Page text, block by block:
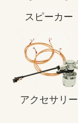
スピーカー
アクセサリー